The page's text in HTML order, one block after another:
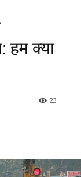
हम क्या
23